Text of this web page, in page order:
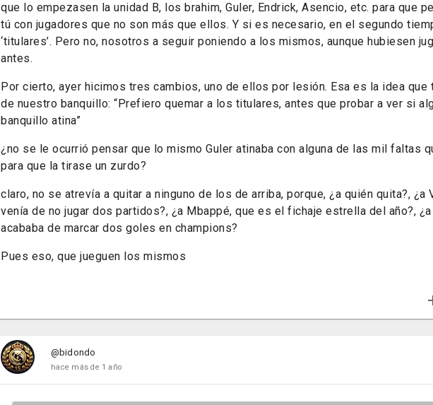
que lo empezasen la unidad B, los brahim, Guler, Endrick, Asencio, etc. para que
tú con jugadores que no son más que ellos. Y si es necesario, en el segundo
‘titulares’. Pero no, nosotros a seguir poniendo a los mismos, aunque hubiesen
antes.
Por cierto, ayer hicimos tres cambios, uno de ellos por lesión. Esa es la idea que
de nuestro banquillo: “Prefiero quemar a los titulares, antes que probar a ver si
banquillo atina”
¿no se le ocurrió pensar que lo mismo Guler atinaba con alguna de las mil faltas
para que la tirase un zurdo?
claro, no se atrevía a quitar a ninguno de los de arriba, porque, ¿a quién quita?, ¿a
venía de no jugar dos partidos?, ¿a Mbappé, que es el fichaje estrella del año?,
acababa de marcar dos goles en champions?
Pues eso, que jueguen los mismos
@bidondo
hace más de 1 año